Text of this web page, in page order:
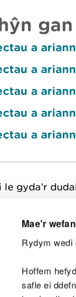
Mae'r
Rydym wedi
Hoffem
safle ei
a
a
a
a
a
le gyda’r